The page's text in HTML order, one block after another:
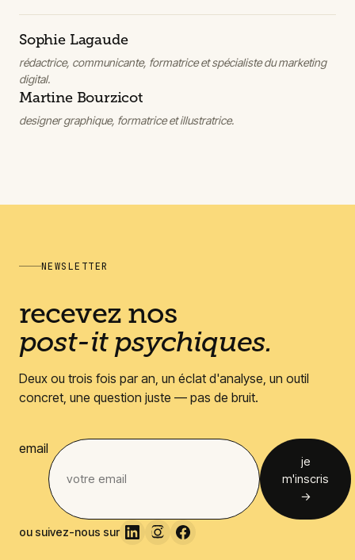
Sophie Lagaude
rédactrice, communicante, formatrice et spécialiste du marketing
digital.
Martine Bourzicot
designer graphique, formatrice et illustratrice.
NEWSLETTER
recevez nos
post-it psychiques.
Deux ou trois fois par an, un éclat d'analyse, un outil
concret, une question juste — pas de bruit.
email
je
m'inscris
→
ou suivez-nous sur